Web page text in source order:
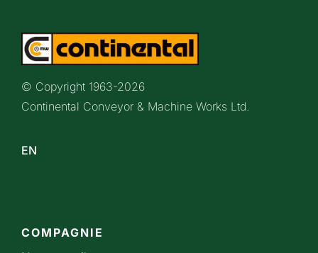
© Copyright 1963-2026
Continental Conveyor & Machine Works Ltd.
EN
COMPAGNIE